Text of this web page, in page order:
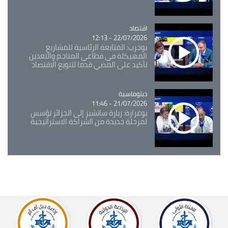
Catégorie
اقتصاد
22/07/2026 - 12:13
بوحرب: المتابعة الرئاسية للمشاريع
المهيكلة في قطاعي المناجم والتعدين
تأكيد على المضي قدما لتنويع الاقتصاد
Catégorie
دبلوماسية
21/07/2026 - 11:46
بوغرارة: زيارة سانشيز إلى الجزائر تؤسس
لمرحلة جديدة من الشراكة الاستراتيجية